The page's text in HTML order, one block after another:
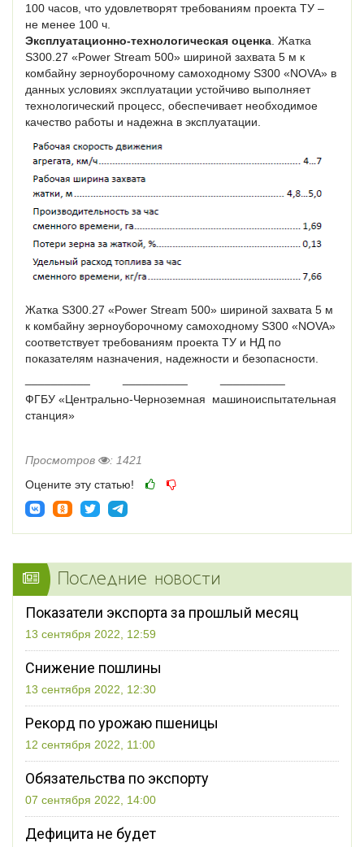
100 часов, что удо­влетворят требованиям проекта ТУ –
не менее 100 ч.
Эксплуатационно-технологическая оценка . Жатка
S300.27 «Power Stream 500» шириной захвата 5 м к
комбайну зерноуборочному самоходному S300 «NOVA» в
данных условиях эксплуатации устойчиво выполняет
техно­логический процесс, обеспечивает необходимое
качество работы и надежна в эксплуатации.
Жатка S300.27 «Power Stream 500» шириной захвата 5 м
к комбайну зерно­уборочному самоходному S300 «NOVA»
соответствует требованиям проекта ТУ и НД по
показателям назначения, надежности и безопасности.
ФГБУ «Центрально-Черноземная машиноиспытательная
станция»
Просмотров
: 1421
Оцените эту статью!
Последние новости
Показатели экспорта за прошлый месяц
13 сентября 2022, 12:59
Снижение пошлины
13 сентября 2022, 12:30
Рекорд по урожаю пшеницы
12 сентября 2022, 11:00
Обязательства по экспорту
07 сентября 2022, 14:00
Дефицита не будет